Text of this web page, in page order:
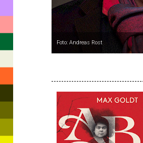
Die
Heiterkeit
und
Stille,
diese
Sprache
ihren
Foto: Andreas Rost